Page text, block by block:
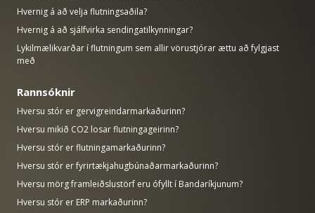
Hvernig á að velja flutningsaðila?
Hvernig á að sjálfvirka sendingatilkynningar?
Lykilmælikvarðar í flutningum sem allir vörustjórar ættu að fylgjast
með
Rannsóknir
Hversu stór er gervigreindarmarkaðurinn?
Hversu mikið CO2 losar flutningageirinn?
Hversu stór er flutningamarkaðurinn?
Hversu stór er fyrirtækjahugbúnaðarmarkaðurinn?
Hversu mörg framleiðslustörf eru ófyllt í Bandaríkjunum?
Hversu stór er ERP markaðurinn?